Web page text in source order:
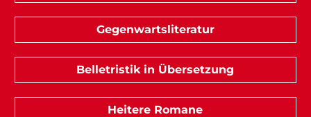
Gegenwartsliteratur
Belletristik in Übersetzung
Heitere Romane